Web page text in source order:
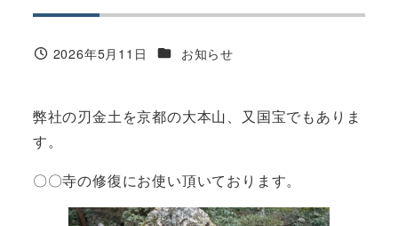
投稿日
2026年5月11日 カテゴリー
お知らせ
弊社の刃金土を京都の大本山、又国宝でもありま
す。
〇〇寺の修復にお使い頂いております。